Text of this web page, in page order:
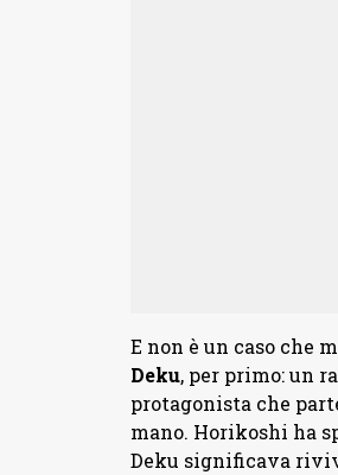
E non è un caso che
Deku, per primo: un
protagonista che
mano. Horikoshi ha
Deku significava